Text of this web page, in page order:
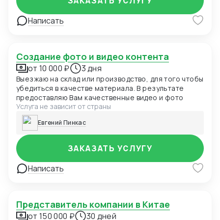
видеоматериалов проверки партии
Написать
Создание фото и видео контента
от 10 000 ₽ 3 дня
Выезжаю на склад или производство, для того чтобы
убедиться в качестве материала. В результате
предоставляю Вам качественные видео и фото
Услуга не зависит от страны
Евгений Пинкас
Написать
ЗАКАЗАТЬ УСЛУГУ
Представитель компании в Китае
от 150 000 ₽ 30 дней